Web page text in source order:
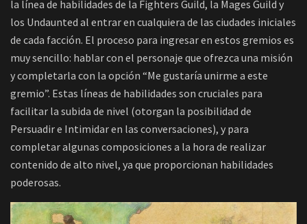
la línea de habilidades de la Fighters Guild, la Mages Guild y
los Undaunted al entrar en cualquiera de las ciudades iniciales
de cada facción. El proceso para ingresar en estos gremios es
muy sencillo: hablar con el personaje que ofrezca una misión
y completarla con la opción “Me gustaría unirme a este
gremio”. Estas líneas de habilidades son cruciales para
facilitar la subida de nivel (otorgan la posibilidad de
Persuadir e Intimidar en las conversaciones), y para
completar algunas composiciones a la hora de realizar
contenido de alto nivel, ya que proporcionan habilidades
poderosas.